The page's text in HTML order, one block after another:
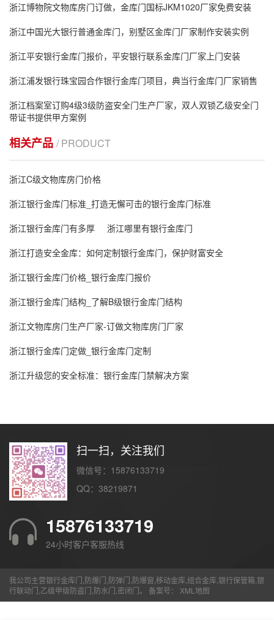
浙江博物院文物库房门订做，金库门国标JKM1020厂家免费安装
浙江中国光大银行普通金库门，别墅区金库门厂家制作安装实例
浙江平安银行金库门报价，平安银行联系金库门厂家上门安装
浙江浦发银行珠宝园合作银行金库门项目，典当行金库门厂家销售
浙江档案室订购4级3级防盗安全门生产厂家，双人双锁乙级安全门
带证书提供甲方案例
相关产品 / PRODUCT
浙江C级文物库房门价格
浙江银行金库门标准_打造无懈可击的银行金库门标准
浙江银行金库门有多厚
浙江哪里有银行金库门
浙江打造安全金库：如何定制银行金库门，保护财富安全
浙江银行金库门价格_银行金库门报价
浙江银行金库门结构_了解B级银行金库门结构
浙江文物库房门生产厂家-订做文物库房门厂家
浙江银行金库门定做_银行金库门定制
浙江升级您的安全标准：银行金库门禁解决方案
扫一扫，关注我们
微信号：15876133719
QQ：38219871
15876133719
24小时客户客服热线
我公司主营银行金库门,防爆门,防弹门,防爆窗,移动金库,组合金库,银行保管箱,银
行联动门,乙级甲级防盗门,防水门,密闭门。 备案号：
XML地图